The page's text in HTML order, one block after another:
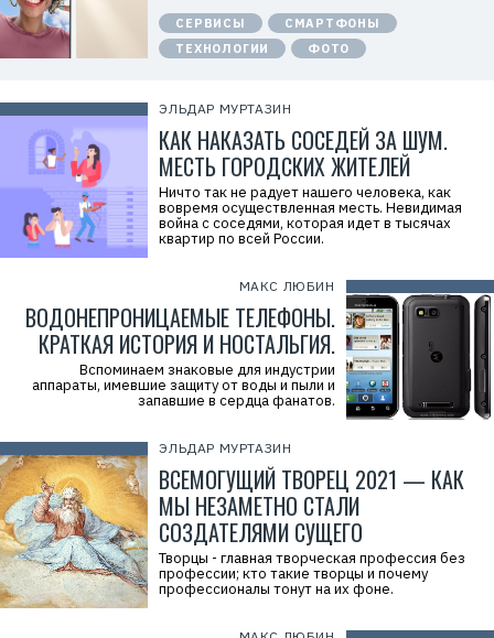
ЭЛЬДАР МУРТАЗИН
КАК НАКАЗАТЬ СОСЕДЕЙ ЗА ШУМ.
МЕСТЬ ГОРОДСКИХ ЖИТЕЛЕЙ
Ничто так не радует нашего человека, как
вовремя осуществленная месть. Невидимая
война с соседями, которая идет в тысячах
квартир по всей России.
МАКС ЛЮБИН
ВОДОНЕПРОНИЦАЕМЫЕ ТЕЛЕФОНЫ.
КРАТКАЯ ИСТОРИЯ И НОСТАЛЬГИЯ.
Вспоминаем знаковые для индустрии
аппараты, имевшие защиту от воды и пыли и
запавшие в сердца фанатов.
ЭЛЬДАР МУРТАЗИН
ВСЕМОГУЩИЙ ТВОРЕЦ 2021 — КАК
МЫ НЕЗАМЕТНО СТАЛИ
СОЗДАТЕЛЯМИ СУЩЕГО
Творцы - главная творческая профессия без
профессии; кто такие творцы и почему
профессионалы тонут на их фоне.
м
п
а
н
а
в
э
й
»
И
Н
1
4
1
8
6
8
0
4
СЕРВИСЫ
СМАРТФОНЫ
ТЕХНОЛОГИИ
ФОТО